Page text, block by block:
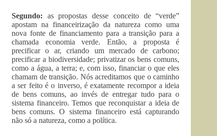
Segundo: as propostas desse conceito de “verde”
apostam na financeirização da natureza como uma
nova fonte de financiamento para a transição para a
chamada economia verde. Então, a proposta é
precificar o ar, criando um mercado de carbono;
precificar a biodiversidade; privatizar os bens comuns,
como a água, a terra; e, com isso, financiar o que eles
chamam de transição. Nós acreditamos que o caminho
a ser feito é o inverso, é exatamente recompor a ideia
de bens comuns, ao invés de entregar tudo para o
sistema financeiro. Temos que reconquistar a ideia de
bens comuns. O sistema financeiro está capturando
não só a natureza, como a política.